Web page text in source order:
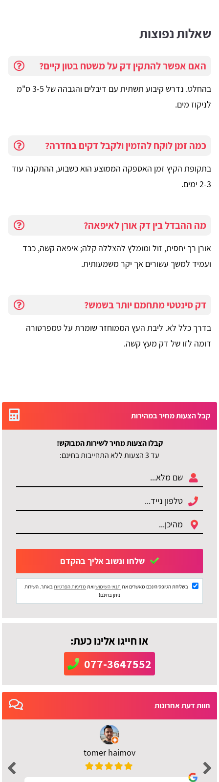
שאלות נפוצות
האם אפשר להתקין דק על משטח בטון קיים?
בהחלט. נדרש קיבוע תשתית עם דיבלים והגבהה של 3-5 ס"מ
לניקוז מים.
כמה זמן לוקח להזמין ולקבל דקים בחדרה?
בתקופת הקיץ זמן האספקה הממוצע הוא כשבוע, ההתקנה עוד
2-3 ימים.
מה ההבדל בין דק אורן לאיפאה?
אורן רך יחסית, זול ומומלץ להצללה קלה; איפאה קשה, כבד
ועמיד למשך עשורים אך יקר משמעותית.
דק סינטטי מתחמם יותר בשמש?
בדרך כלל לא. ליבת העץ הממוחזר שומרת על טמפרטורה
דומה לזו של דק מעץ קשה.
קבל הצעות מחיר במהירות
קבלו הצעות מחיר לשירות המבוקש!
עד 3 הצעות ללא התחייבות בחינם:
בשליחת הטופס הינכם מאשרים את תנאי השימושואת מדיניות הפרטיותבאתר. השירות
ניתן בחינם!
או חייגו אלינו כעת:
077-3647552
חוות דעת אחרונות
tomer haimov